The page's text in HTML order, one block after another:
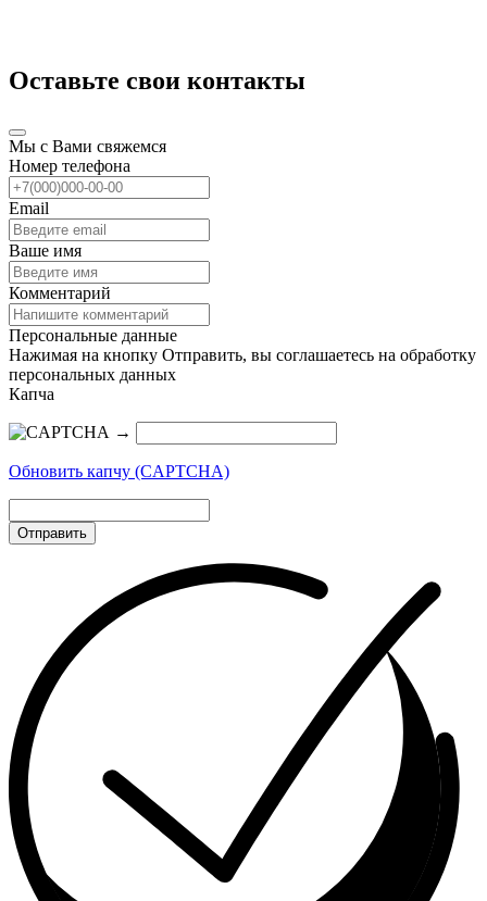
Оставьте свои контакты
Мы с Вами свяжемся
Номер телефона
Email
Ваше имя
Комментарий
Персональные данные
Нажимая на кнопку Отправить, вы соглашаетесь на обработку
персональных данных
Капча
→
Обновить капчу (CAPTCHA)
Отправить